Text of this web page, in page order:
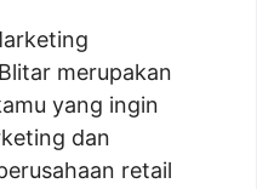
merupakan
yang ingin
dan
retail